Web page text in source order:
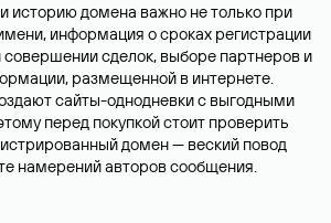
историю домена важно не только при
информация о сроках регистрации
сделок, выборе партнеров и
размещенной в интернете.
сайты-однодневки с выгодными
перед покупкой стоит проверить
домен — веский повод
намерений авторов сообщения.